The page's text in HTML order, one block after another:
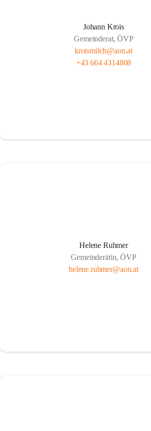
Johann Krois
Gemeinderat, ÖVP
kroismilch@aon.at
+43 664 4314808
Helene Ruhmer
Gemeinderätin, ÖVP
helene.ruhmer@aon.at